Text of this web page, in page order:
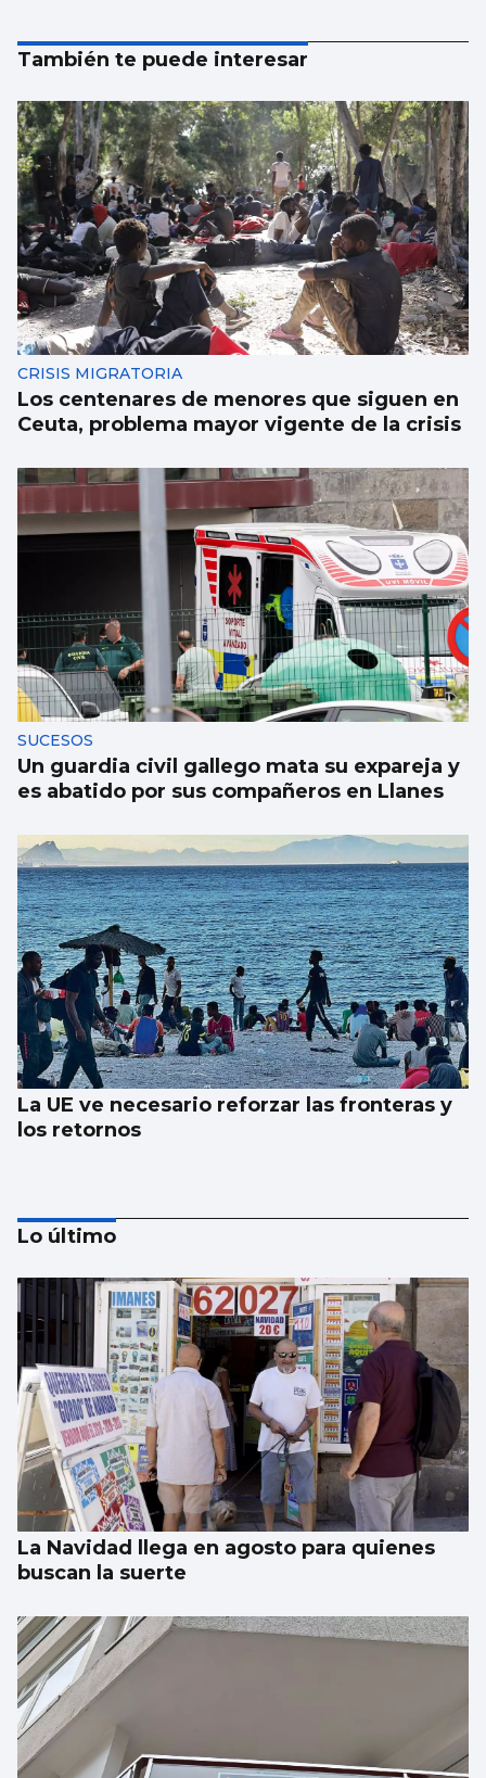
También te puede interesar
CRISIS MIGRATORIA
Los centenares de menores que siguen en
Ceuta, problema mayor vigente de la crisis
SUCESOS
Un guardia civil gallego mata su expareja y
es abatido por sus compañeros en Llanes
La UE ve necesario reforzar las fronteras y
los retornos
AVALANCHA EN LA FRONTERA
Marlaska insiste: “No hubo ni informe ni
aviso del CNI”
Lo último
La Navidad llega en agosto para quienes
buscan la suerte